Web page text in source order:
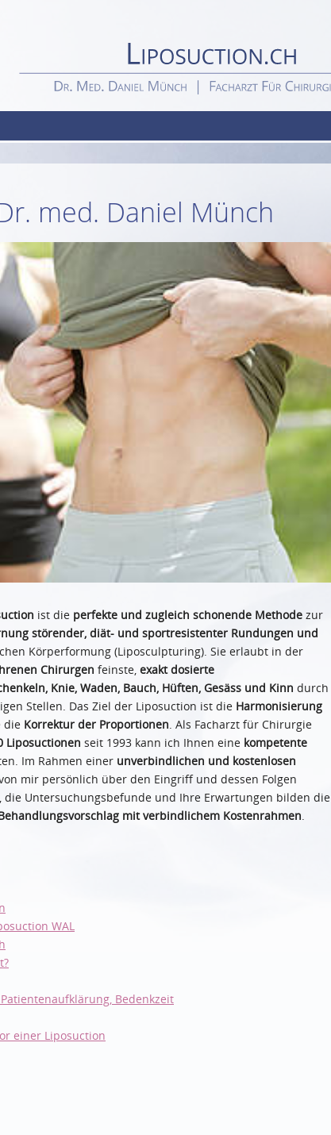
med. Daniel Münch
ist die perfekte und zugleich schonende Methode zur
störender, diät- und sportresistenter Rundungen und
Körperformung (Liposculpturing). Sie erlaubt in der
Chirurgen feinste, exakt dosierte
Knie, Waden, Bauch, Hüften, Gesäss und Kinn durch
Stellen. Das Ziel der Liposuction ist die Harmonisierung
die Korrektur der Proportionen. Als Facharzt für Chirurgie
Liposuctionen seit 1993 kann ich Ihnen eine kompetente
Im Rahmen einer unverbindlichen und kostenlosen
mir persönlich über den Eingriff und dessen Folgen
die Untersuchungsbefunde und Ihre Erwartungen bilden die
mit verbindlichem Kostenrahmen.
WAL
Bedenkzeit
einer Liposuction